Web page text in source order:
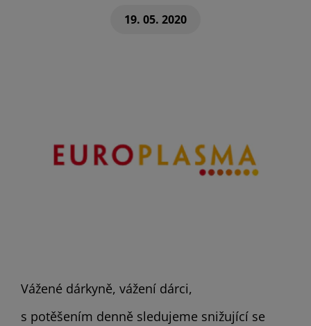
19. 05. 2020
Vážené dárkyně, vážení dárci,
s potěšením denně sledujeme snižující se